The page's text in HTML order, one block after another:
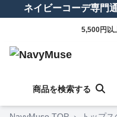
ネイビーコーデ専門
5,500円以
商品を検索する